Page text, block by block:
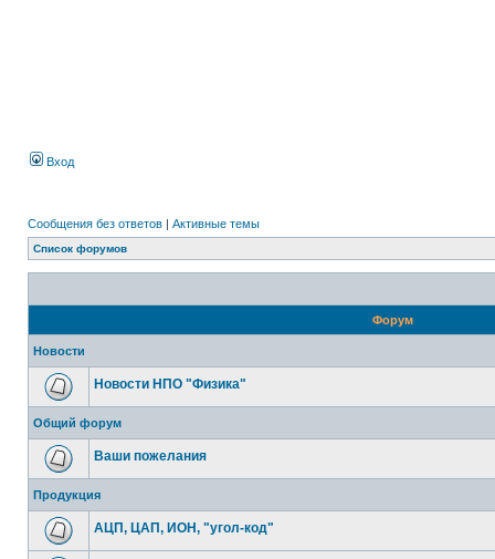
Вход
Сообщения без ответов | Активные темы
Список форумов
Форум
Новости
Новости НПО "Физика"
Общий форум
Ваши пожелания
Продукция
АЦП, ЦАП, ИОН, "угол-код"